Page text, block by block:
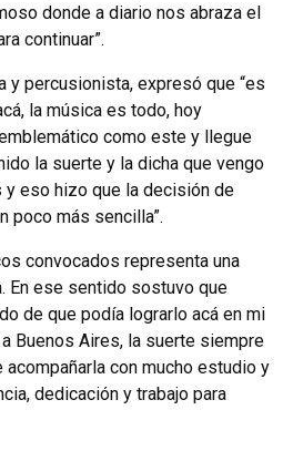
donde a diario nos abraza el
continuar”.
y percusionista, expresó que “es
la música es todo, hoy
como este y llegue
la suerte y la dicha que vengo
eso hizo que la decisión de
poco más sencilla”.
convocados representa una
En ese sentido sostuvo que
de que podía lograrlo acá en mi
Buenos Aires, la suerte siempre
con mucho estudio y
dedicación y trabajo para